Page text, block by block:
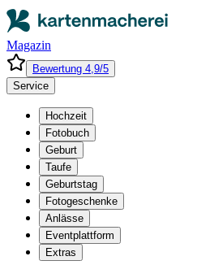
Magazin
Bewertung 4,9/5
Service
Hochzeit
Fotobuch
Geburt
Taufe
Geburtstag
Fotogeschenke
Anlässe
Eventplattform
Extras